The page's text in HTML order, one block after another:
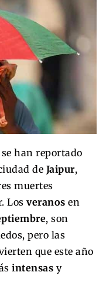
han reportado
de Jaipur,
muertes
Los veranos en
, son
pero las
que este año
intensas y